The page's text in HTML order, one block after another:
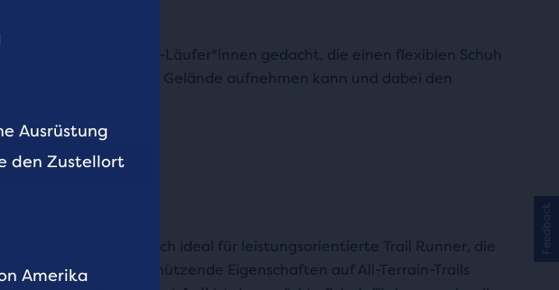
ist für Trail-Läufer*innen gedacht, die einen flexiblen Schuh
der es mit jedem Gelände aufnehmen kann und dabei den
Cascadia kaufen
eignet sich ideal für leistungsorientierte Trail Runner, die
und schützende Eigenschaften auf All-Terrain-Trails
Ausrüstung
den Zustellort
Amerika
Feedback